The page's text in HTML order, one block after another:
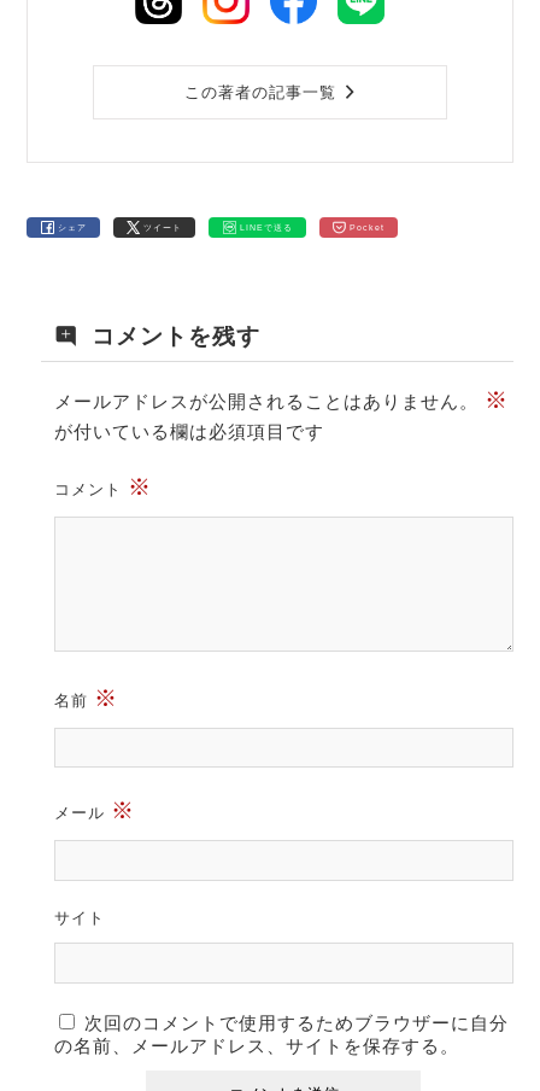
この著者の記事一覧
シェア ツイート LINEで送る Pocket
コメントを残す
メールアドレスが公開されることはありません。 ※
が付いている欄は必須項目です
コメント ※
名前 ※
メール ※
サイト
次回のコメントで使用するためブラウザーに自分
の名前、メールアドレス、サイトを保存する。